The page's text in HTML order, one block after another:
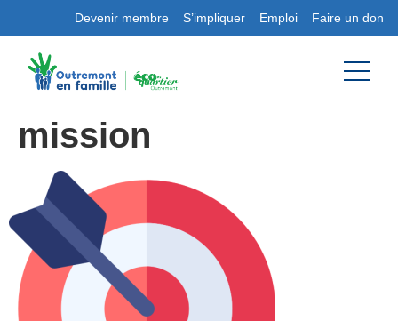
Devenir membre S’impliquer Emploi Faire un don
mission